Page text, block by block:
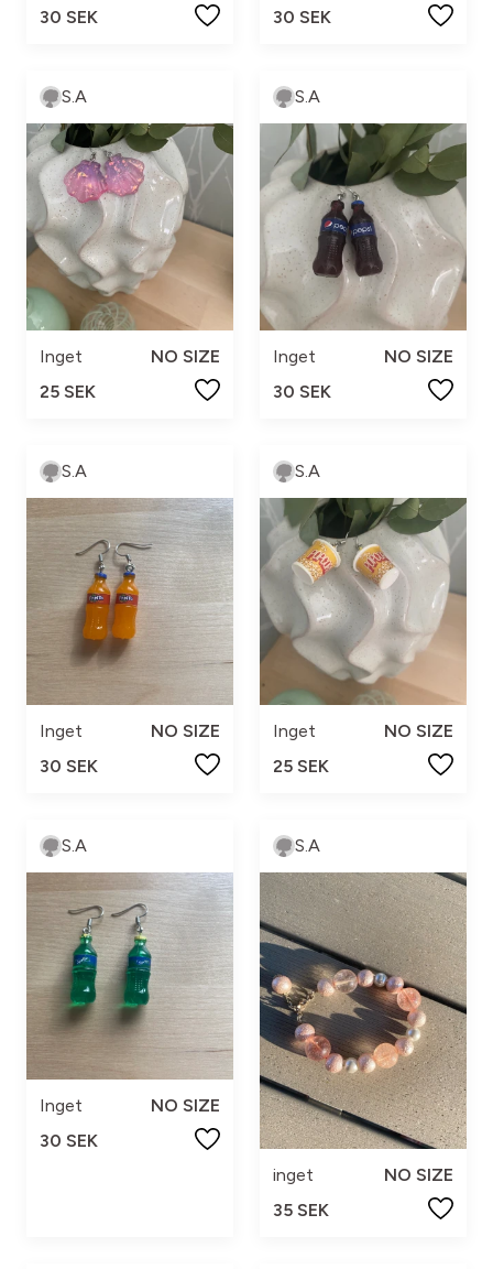
30 SEK 30 SEK
S.A
Inget
NO SIZE
25 SEK
S.A
Inget
NO SIZE
30 SEK
S.A
Inget
NO SIZE
30 SEK
S.A
Inget
NO SIZE
25 SEK
S.A
Inget
NO SIZE
30 SEK
S.A
inget
NO SIZE
35 SEK